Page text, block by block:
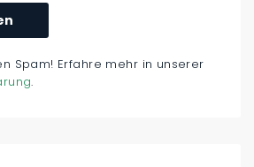
Spam! Erfahre mehr in unserer
.